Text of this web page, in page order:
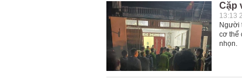
Cặp
13:13
Người
cơ thể
nhọn.